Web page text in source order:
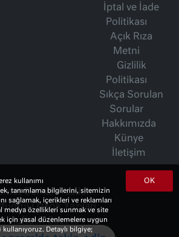
İptal ve İade
Politikası
Açık Rıza
Metni
Gizlilik
Politikası
Sıkça Sorulan
Sorular
Hakkımızda
Künye
İletişim
Berkan Yazıları
Özkök Yazıları
Haftalık Gazete
OK
kullanımı
tanımlama bilgilerini, sitemizin
sağlamak, içerikleri ve reklamları
medya özellikleri sunmak ve site
için yasal düzenlemelere uygun
Detaylı bilgiye;